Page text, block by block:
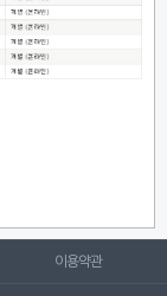
이용약관